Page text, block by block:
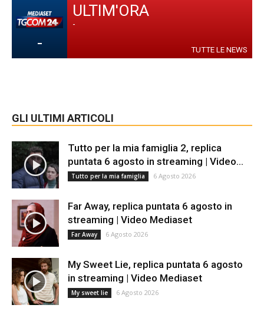
-
ULTIM'ORA
-
TUTTE LE NEWS
GLI ULTIMI ARTICOLI
Tutto per la mia famiglia 2, replica
puntata 6 agosto in streaming | Video...
Tutto per la mia famiglia 6 Agosto 2026
Far Away, replica puntata 6 agosto in
streaming | Video Mediaset
Far Away 6 Agosto 2026
My Sweet Lie, replica puntata 6 agosto
in streaming | Video Mediaset
My sweet lie 6 Agosto 2026